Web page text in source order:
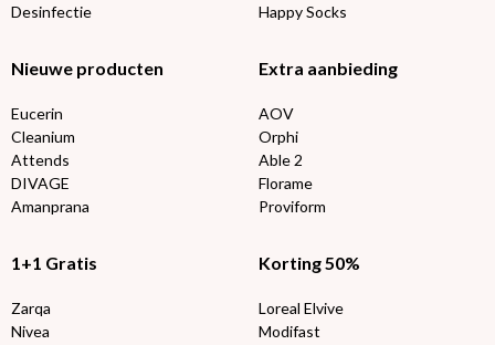
Desinfectie
Happy Socks
Nieuwe producten
Eucerin
Cleanium
Attends
DIVAGE
Amanprana
Extra aanbieding
AOV
Orphi
Able 2
Florame
Proviform
1+1 Gratis
Zarqa
Nivea
Korting 50%
Loreal Elvive
Modifast